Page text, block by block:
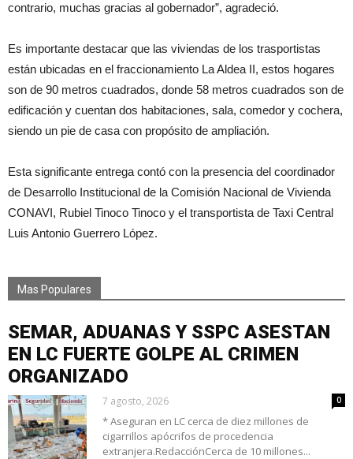
contrario, muchas gracias al gobernador”, agradeció.
Es importante destacar que las viviendas de los trasportistas
están ubicadas en el fraccionamiento La Aldea II, estos hogares
son de 90 metros cuadrados, donde 58 metros cuadrados son de
edificación y cuentan dos habitaciones, sala, comedor y cochera,
siendo un pie de casa con propósito de ampliación.
Esta significante entrega contó con la presencia del coordinador
de Desarrollo Institucional de la Comisión Nacional de Vivienda
CONAVI, Rubiel Tinoco Tinoco y el transportista de Taxi Central
Luis Antonio Guerrero López.
Mas Populares
SEMAR, ADUANAS Y SSPC ASESTAN
EN LC FUERTE GOLPE AL CRIMEN
ORGANIZADO
7 agosto, 2026 0
* Aseguran en LC cerca de diez millones de
cigarrillos apócrifos de procedencia
extranjera.RedacciónCerca de 10 millones...